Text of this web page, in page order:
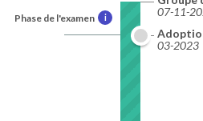
Phase de l'examen i
07-11-
03-2023